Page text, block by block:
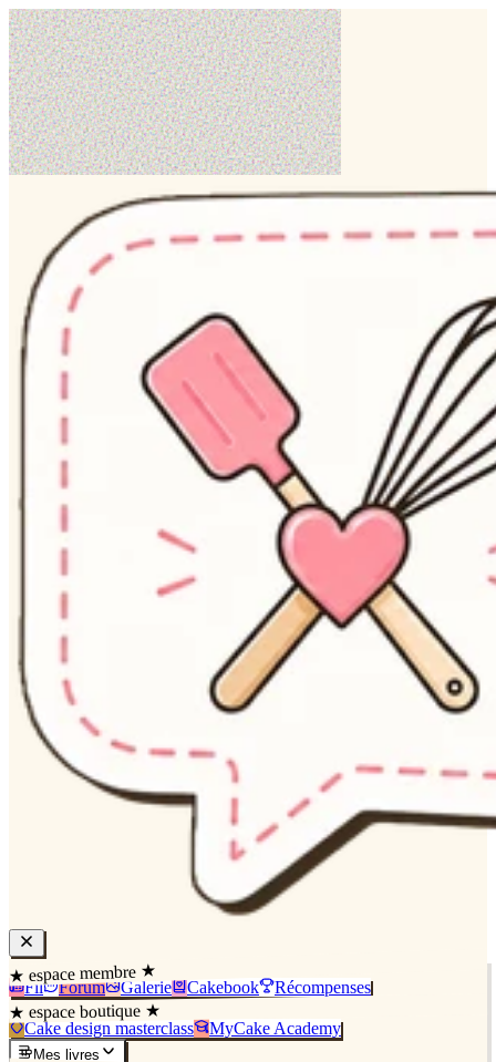
★ espace membre ★
Fil Forum Galerie Cakebook Récompenses
★ espace boutique ★
Cake design masterclass MyCake Academy
Mes livres